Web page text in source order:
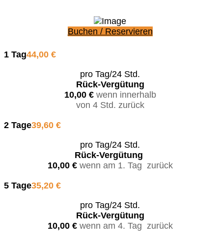
Buchen / Reservieren
1 Tag44,00 €
pro Tag/24 Std.
Rück-Vergütung
10,00 € wenn innerhalb
von 4 Std. zurück
2 Tage39,60 €
pro Tag/24 Std.
Rück-Vergütung
10,00 € wenn am 1. Tag zurück
5 Tage35,20 €
pro Tag/24 Std.
Rück-Vergütung
10,00 € wenn am 4. Tag zurück